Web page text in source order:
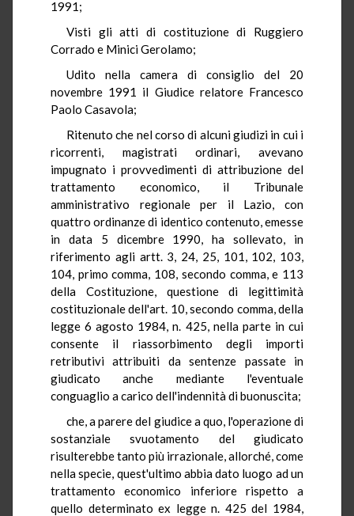
1991;
Visti gli atti di costituzione di Ruggiero
Corrado e Minici Gerolamo;
Udito nella camera di consiglio del 20
novembre 1991 il Giudice relatore Francesco
Paolo Casavola;
Ritenuto che nel corso di alcuni giudizi in cui i
ricorrenti, magistrati ordinari, avevano
impugnato i provvedimenti di attribuzione del
trattamento economico, il Tribunale
amministrativo regionale per il Lazio, con
quattro ordinanze di identico contenuto, emesse
in data 5 dicembre 1990, ha sollevato, in
riferimento agli artt. 3, 24, 25, 101, 102, 103,
104, primo comma, 108, secondo comma, e 113
della Costituzione, questione di legittimità
costituzionale dell'art. 10, secondo comma, della
legge 6 agosto 1984, n. 425, nella parte in cui
consente il riassorbimento degli importi
retributivi attribuiti da sentenze passate in
giudicato anche mediante l'eventuale
conguaglio a carico dell'indennità di buonuscita;
che, a parere del giudice a quo, l'operazione di
sostanziale svuotamento del giudicato
risulterebbe tanto più irrazionale, allorché, come
nella specie, quest'ultimo abbia dato luogo ad un
trattamento economico inferiore rispetto a
quello determinato ex legge n. 425 del 1984,